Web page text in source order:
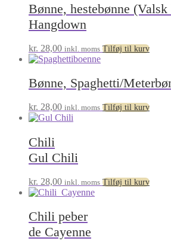
Bønne, hestebønne (Valsk
Hangdown
kr. 28,00 inkl. moms Tilføj til kurv
Bønne, Spaghetti/
kr. 28,00 inkl. moms Tilføj til kurv
Chili
Gul Chili
kr. 28,00 inkl. moms Tilføj til kurv
Chili peber
de Cayenne